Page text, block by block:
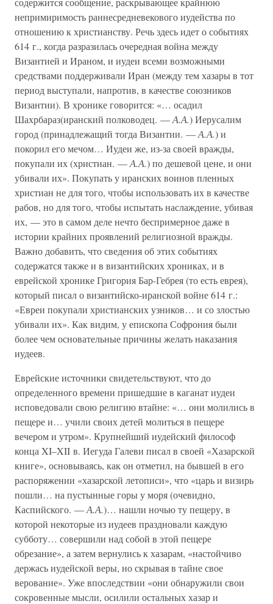
непримиримость раннесредневекового иудейства по
отношению к христианству. Речь здесь идет о событиях
614 г., когда разразилась очередная война между
Византией и Ираном, и иудеи всеми возможными
средствами поддерживали Иран (между тем хазары в тот
период выступали, напротив, в качестве союзников
Византии). В хронике говорится: «… осадил
Шахрбараз(иранский полководец. —А.А.) Иерусалим
город (принадлежащий тогда Византии. —А.А.) и
покорил его мечом… Иудеи же, из-за своей вражды,
покупали их (христиан. —А.А.) по дешевой цене, и они
убивали их». Покупать у иранских воинов пленных
христиан не для того, чтобы использовать их в качестве
рабов, но для того, чтобы испытать наслаждение, убивая
их, — это в самом деле нечто беспримерное даже в
истории крайних проявлений религиозной вражды.
Важно добавить, что сведения об этих событиях
содержатся также и в византийских хрониках, и в
еврейской хронике Григория Бар-Гебрея (то есть еврея),
который писал о византийско-иранской войне 614 г.:
«Евреи покупали христианских узников… и со злостью
убивали их». Как видим, у епископа Софрония были
более чем основательные причины желать наказания
иудеев.
Еврейские источники свидетельствуют, что до
определенного времени пришедшие в каганат иудеи
исповедовали свою религию втайне: «… они молились в
пещере и… учили своих детей молиться в пещере
вечером и утром». Крупнейший иудейский философ
конца XI–XII в. Иегуда Галеви писал в своей «Хазарской
книге», основываясь, как он отметил, на бывшей в его
распоряжении «хазарской летописи», что «царь и визирь
пошли… на пустынные горы у моря (очевидно,
Каспийского. —А.А.)… нашли ночью ту пещеру, в
которой некоторые из иудеев праздновали каждую
субботу… совершили над собой в этой пещере
обрезание», а затем вернулись к хазарам, «настойчиво
держась иудейской веры, но скрывая в тайне свое
верование». Уже впоследствии «они обнаружили свои
сокровенные мысли, осилили остальных хазар и